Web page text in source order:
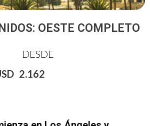
OESTE COMPLETO
DESDE
2.162